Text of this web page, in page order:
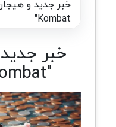
Kombat"
خبر
"Hamster Kombat"